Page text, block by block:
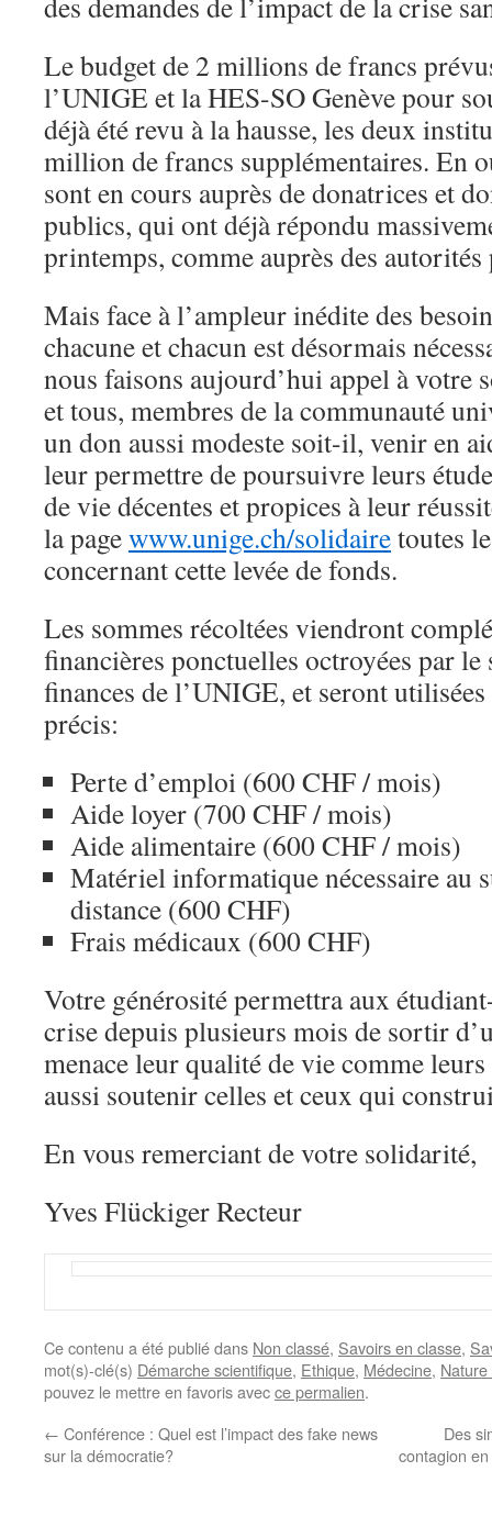
Le budget de 2 millions de francs
l’UNIGE et la HES-SO Genève pour
déjà été revu à la hausse, les deux
million de francs supplémentaires. En
sont en cours auprès de donatrices et
publics, qui ont déjà répondu
printemps, comme auprès des
Mais face à l’ampleur inédite des
chacune et chacun est désormais
nous faisons aujourd’hui appel à votre
et tous, membres de la communauté
un don aussi modeste soit-il, venir en
leur permettre de poursuivre leurs
de vie décentes et propices à leur
la pagewww.unige.ch/solidairetoutes
concernant cette levée de fonds.
Les sommes récoltées viendront
financières ponctuelles octroyées par
finances de l’UNIGE, et seront
précis:
Perte d’emploi (600 CHF / mois)
Aide loyer (700 CHF / mois)
Aide alimentaire (600 CHF / mois)
Matériel informatique nécessaire au
distance (600 CHF)
Frais médicaux (600 CHF)
Votre générosité permettra aux
crise depuis plusieurs mois de sortir
menace leur qualité de vie comme leurs
aussi soutenir celles et ceux qui
En vous remerciant de votre solidarité,
Yves Flückiger Recteur
Ce contenu a été publié dans Non classé, Savoirs en classe,
mot(s)-clé(s) Démarche scientifique, Ethique, Médecine,
pouvez le mettre en favoris avecce permalien.
← Conférence : Quel est l’impact des fake news
sur la démocratie?
Des
contagion